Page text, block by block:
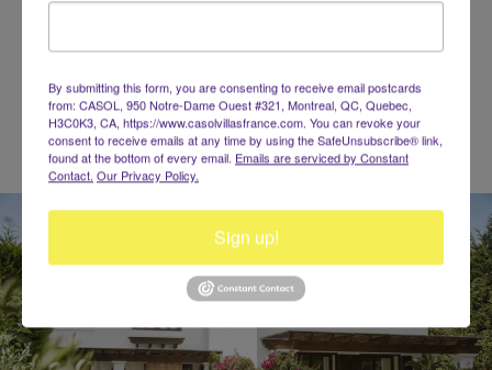
By submitting this form, you are consenting to receive email postcards
from: CASOL, 950 Notre-Dame Ouest #321, Montreal, QC, Quebec,
H3C0K3, CA, https://www.casolvillasfrance.com. You can revoke your
consent to receive emails at any time by using the SafeUnsubscribe® link,
found at the bottom of every email. Emails are serviced by Constant
Contact. Our Privacy Policy.
Sign up!